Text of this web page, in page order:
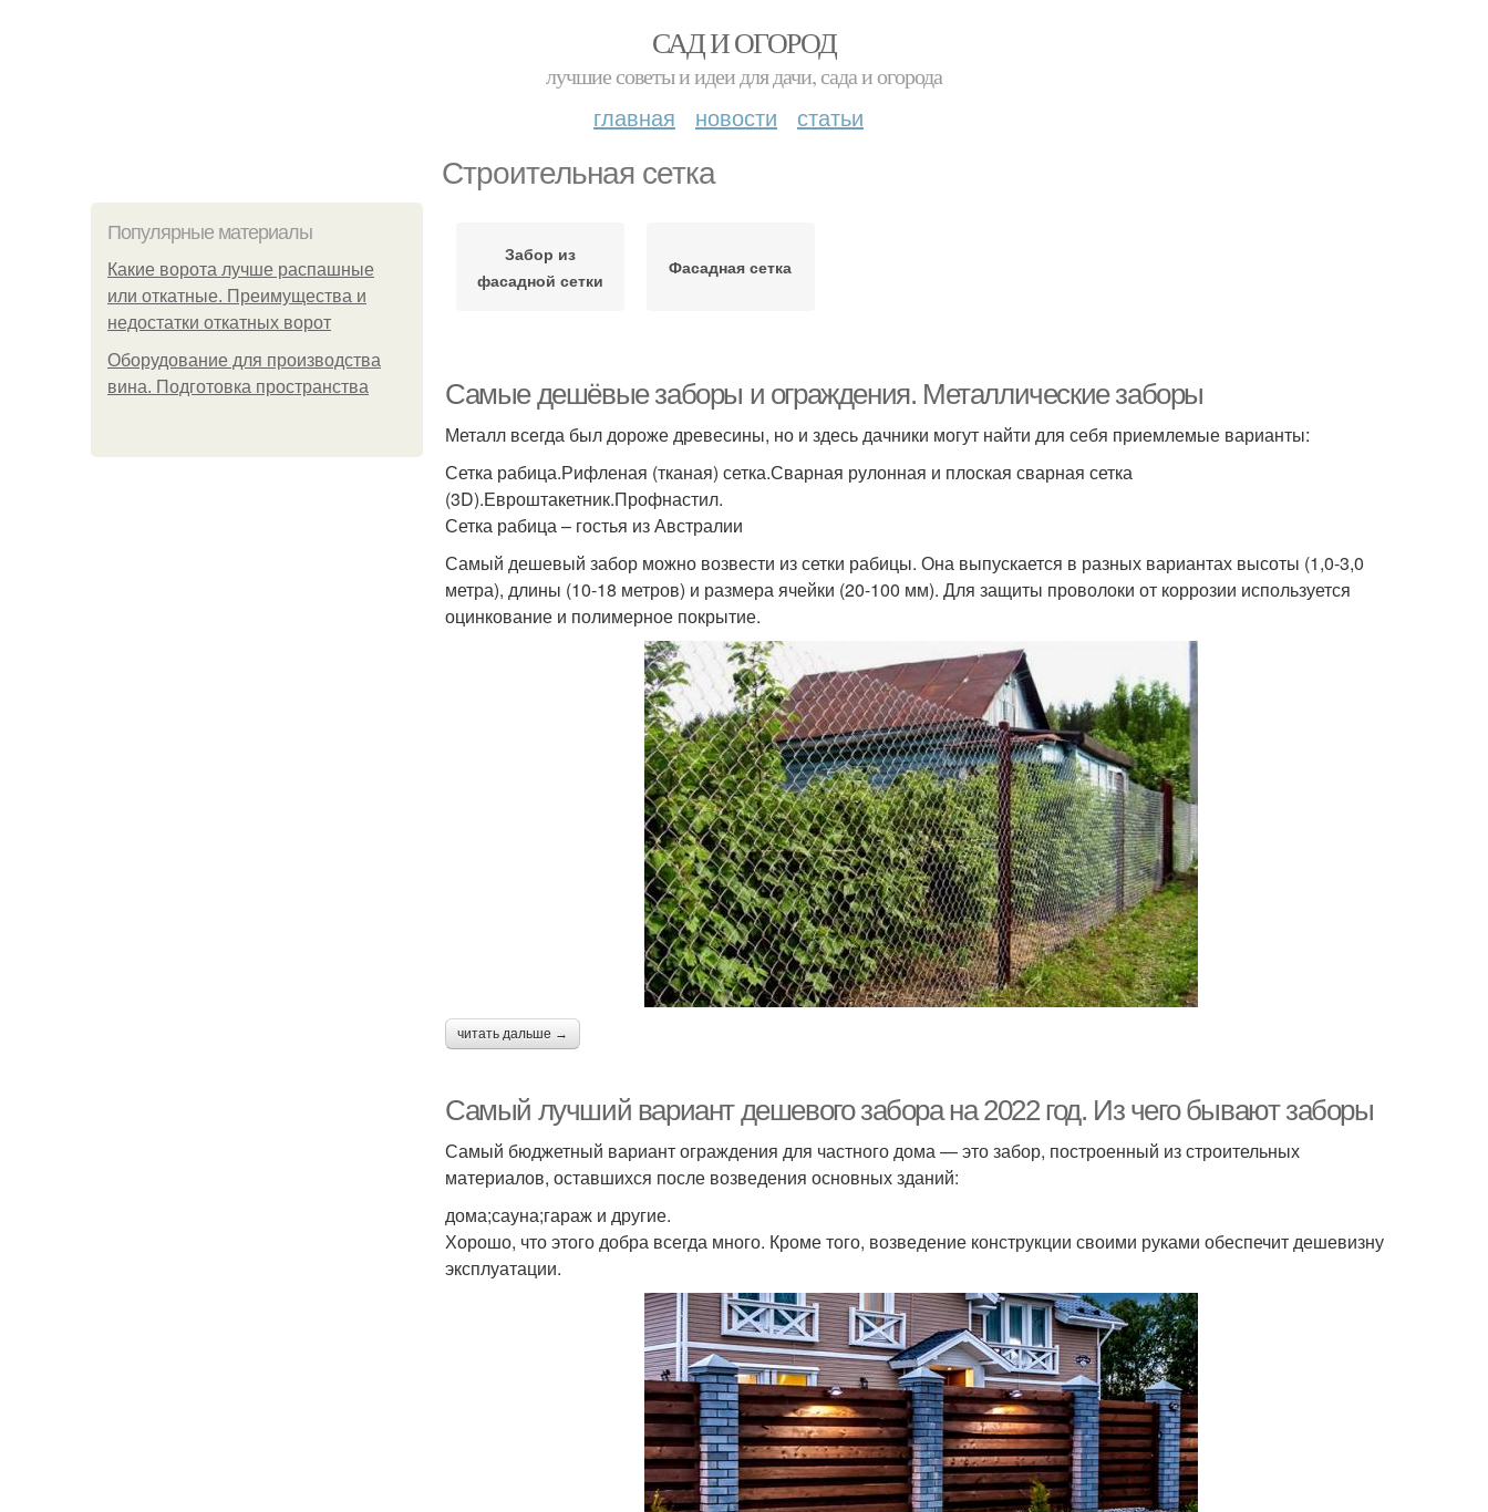
САД И ОГОРОД
лучшие советы и идеи для дачи, сада и огорода
главная новости статьи
Строительная сетка
Популярные материалы
Какие ворота лучше распашные
или откатные. Преимущества и
недостатки откатных ворот
Оборудование для производства
вина. Подготовка пространства
Забор из
фасадной сетки
Фасадная сетка
Самые дешёвые заборы и ограждения. Металлические заборы
Металл всегда был дороже древесины, но и здесь дачники могут найти для себя приемлемые варианты:
Сетка рабица.Рифленая (тканая) сетка.Сварная рулонная и плоская сварная сетка
(3D).Евроштакетник.Профнастил.
Сетка рабица – гостья из Австралии
Самый дешевый забор можно возвести из сетки рабицы. Она выпускается в разных вариантах высоты (1,0-3,0
метра), длины (10-18 метров) и размера ячейки (20-100 мм). Для защиты проволоки от коррозии используется
оцинкование и полимерное покрытие.
читать дальше →
Самый лучший вариант дешевого забора на 2022 год. Из чего бывают заборы
Самый бюджетный вариант ограждения для частного дома — это забор, построенный из строительных
материалов, оставшихся после возведения основных зданий:
дома;сауна;гараж и другие.
Хорошо, что этого добра всегда много. Кроме того, возведение конструкции своими руками обеспечит дешевизну
эксплуатации.